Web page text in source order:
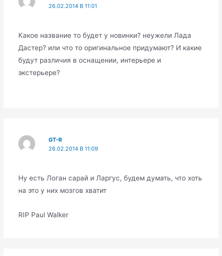
26.02.2014 В 11:01
Какое название то будет у новинки? неужели Лада
Дастер? или что то оригинальное придумают? И какие
будут различия в оснащении, интерьере и
экстерьере?
GT-R
26.02.2014 В 11:09
Ну есть Логан сарай и Ларгус, будем думать, что хоть
на это у них мозгов хватит
RIP Paul Walker